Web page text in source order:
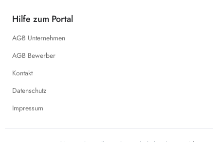
Hilfe zum Portal
AGB Unternehmen
AGB Bewerber
Kontakt
Datenschutz
Impressum